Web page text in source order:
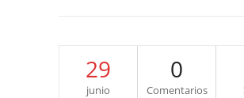
29
junio
0
Comentarios